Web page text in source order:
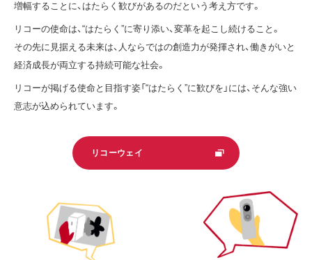
増幅することに、 はたらく歓びがあるのだという考え方です。
リコーの使命は、“はたらく”に寄り添い、変革を起こし続けること。
その先に見据える未来は、人ならではの創造力が発揮され、働きがいと
経済成長が両立する持続可能な社会。
リコーが掲げる使命と目指す姿「“はたらく”に歓びを」には、 そんな強い
意志が込められています。
リコーウェイ